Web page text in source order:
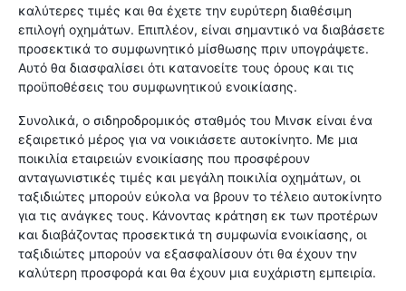
καλύτερες τιμές και θα έχετε την ευρύτερη διαθέσιμη
επιλογή οχημάτων. Επιπλέον, είναι σημαντικό να διαβάσετε
προσεκτικά το συμφωνητικό μίσθωσης πριν υπογράψετε.
Αυτό θα διασφαλίσει ότι κατανοείτε τους όρους και τις
προϋποθέσεις του συμφωνητικού ενοικίασης.
Συνολικά, ο σιδηροδρομικός σταθμός του Μινσκ είναι ένα
εξαιρετικό μέρος για να νοικιάσετε αυτοκίνητο. Με μια
ποικιλία εταιρειών ενοικίασης που προσφέρουν
ανταγωνιστικές τιμές και μεγάλη ποικιλία οχημάτων, οι
ταξιδιώτες μπορούν εύκολα να βρουν το τέλειο αυτοκίνητο
για τις ανάγκες τους. Κάνοντας κράτηση εκ των προτέρων
και διαβάζοντας προσεκτικά τη συμφωνία ενοικίασης, οι
ταξιδιώτες μπορούν να εξασφαλίσουν ότι θα έχουν την
καλύτερη προσφορά και θα έχουν μια ευχάριστη εμπειρία.